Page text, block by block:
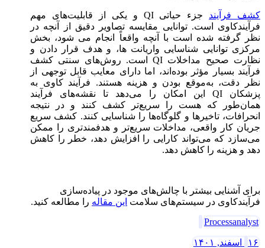
کشف فرآیند
جزء حیاتی QI و یکی از قابلیت‌های مهم
فرآیند‌کاوی است. توانایی مقایسه تصاویر دقیق از آنچه در
نظر گرفته شده است با آنچه واقعاً انجام می شود، بخش
مرکزی توانایی شناسایی واریانت ها، و هدف قرار دادن و
نظارت صحیح مداخلات QI است. روش‌های سنتی کشف
فرآیند بسیار مؤثر بوده‌اند، اما دارای معایب قابل توجهی از
نظر دقت، به‌موقع بودن و هزینه هستند. فرآیند کاوی به
پزشکان QI این امکان را می‌دهد تا نقشه‌های فرآیند
همان‌طور که هست را سریع‌تر کشف کنند و در نتیجه
انحرافات، تاخیرها و گلوگاه‌ها را شناسایی کنند. کشف سریع
جریان کار واقعی، مداخلات سریع‌تر و هدفمندتری را ممکن
می‌سازد که می‌تواند کارایی را افزایش دهد، خطر را کاهش
دهد و هزینه را کاهش دهد.
برای آشنایی بیشتر با چالش‌های موجود در پیاده‌سازی
فرآیندکاوی در سیستم‌های سلامت این مقاله را مطالعه کنید.
Processanalyst
۱۶ اسفند, ۱۴۰۱